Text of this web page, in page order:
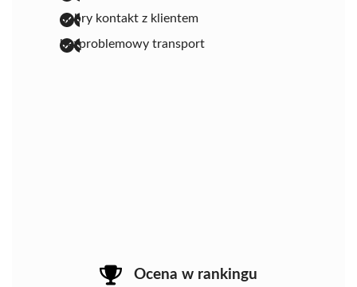
dobry kontakt z klientem
bezproblemowy transport
Ocena w rankingu